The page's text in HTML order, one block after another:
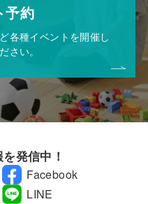
予約
各種イベントを開催し
さい。
発信中！
Facebook
LINE